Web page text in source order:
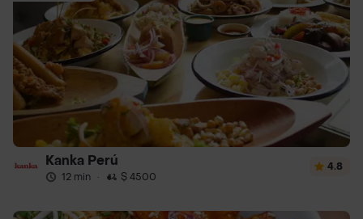
Kanka Perú
12 min · $ 4500
4.8